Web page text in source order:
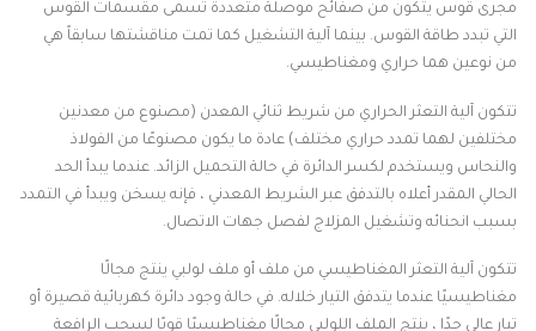
مجرى قوس يتكون من صفائح موصلة متعددة تسمى مقسمات القوس
التي تبدد طاقة القوس. بينما آلية التشغيل كما تمت مناقشتها سابقاً هي
من نوعين هما حراري ومغناطيسي.
تتكون آلية التعثر الحراري من شريط ثنائي المعدن (مصنوع من معدنين
مختلفين لهما تمدد حراري مختلف) عادة ما يكون مصنوعًا من الفولاذ
والنحاس ويستخدم لكسر الدائرة في حالة التحميل الزائد. عندما يبدأ الحد
الحالي المقدر أعلاه بالتدفق عبر الشريط المعدني ، فإنه يسخن ويبدأ في التمدد
بسبب انحنائه وتشغيل المزلاج لفصل جهات الاتصال.
تتكون آلية التعثر المغناطيسي من ملف أو ملف لولبي ينتج مجالًا
مغناطيسيًا عندما يتدفق التيار خلاله. في حالة وجود دائرة كهربائية قصيرة أو
تيار عالي جدًا ، ينتج الملف اللولبي مجالًا مغناطيسيًا قويًا لسحب الرافعة